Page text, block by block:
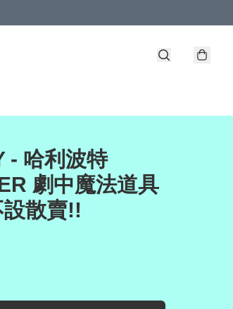
- 哈利波特
劇中魔法道具
散賣!!